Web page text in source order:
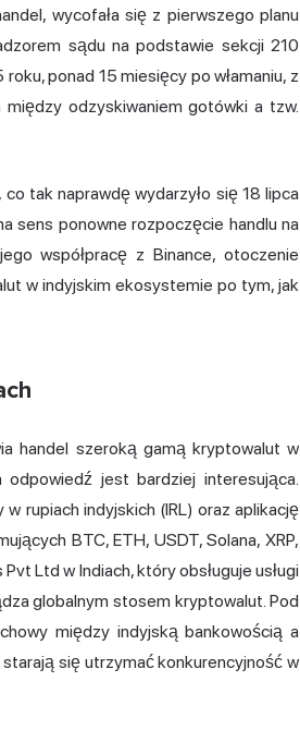
wycofała się z pierwszego planu
sądu na podstawie sekcji 210
ponad 15 miesięcy po włamaniu, z
odzyskiwaniem gotówki a tzw.
tak naprawdę wydarzyło się 18 lipca
sens ponowne rozpoczęcie handlu na
współpracę z Binance, otoczenie
w indyjskim ekosystemie po tym, jak
handel szeroką gamą kryptowalut w
odpowiedź jest bardziej interesująca.
w rupiach indyjskich (IRL) oraz aplikację
BTC, ETH, USDT, Solana, XRP,
Ltd w Indiach, który obsługuje usługi
globalnym stosem kryptowalut. Pod
między indyjską bankowością a
się utrzymać konkurencyjność w